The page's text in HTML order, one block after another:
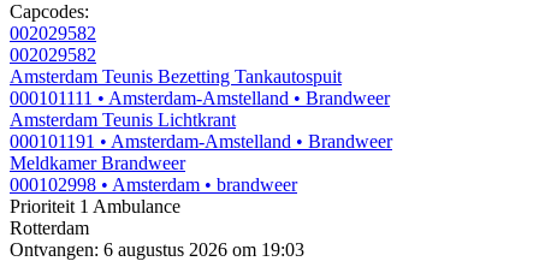
Capcodes:
002029582
002029582
Amsterdam Teunis Bezetting Tankautospuit
000101111 • Amsterdam-Amstelland • Brandweer
Amsterdam Teunis Lichtkrant
000101191 • Amsterdam-Amstelland • Brandweer
Meldkamer Brandweer
000102998 • Amsterdam • brandweer
Prioriteit 1 Ambulance
Rotterdam
Ontvangen: 6 augustus 2026 om 19:03